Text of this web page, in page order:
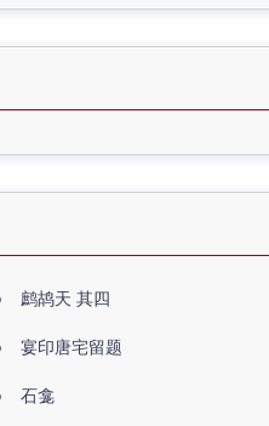
鹧鸪天 其四
宴印唐宅留题
石龛